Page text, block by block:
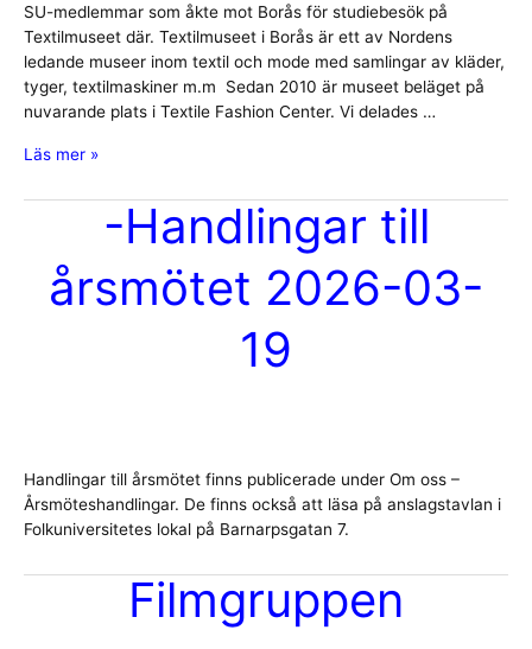
SU-medlemmar som åkte mot Borås för studiebesök på
Textilmuseet där. Textilmuseet i Borås är ett av Nordens
ledande museer inom textil och mode med samlingar av kläder,
tyger, textilmaskiner m.m Sedan 2010 är museet beläget på
nuvarande plats i Textile Fashion Center. Vi delades …
Resa
Borås
Textilmuseum
mars
2026
Läs mer »
-Handlingar till
årsmötet 2026-03-
19
Handlingar till årsmötet finns publicerade under Om oss –
Årsmöteshandlingar. De finns också att läsa på anslagstavlan i
Folkuniversitetes lokal på Barnarpsgatan 7.
Filmgruppen